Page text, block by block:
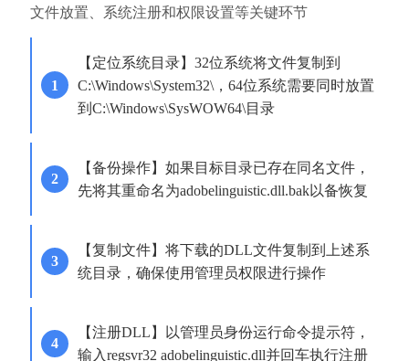
文件放置、系统注册和权限设置等关键环节
【定位系统目录】32位系统将文件复制到
C:\Windows\System32\，64位系统需要同时放置
到C:\Windows\SysWOW64\目录
【备份操作】如果目标目录已存在同名文件，
先将其重命名为adobelinguistic.dll.bak以备恢复
【复制文件】将下载的DLL文件复制到上述系
统目录，确保使用管理员权限进行操作
【注册DLL】以管理员身份运行命令提示符，
输入regsvr32 adobelinguistic.dll并回车执行注册